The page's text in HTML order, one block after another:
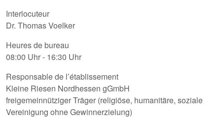
Interlocuteur
Dr. Thomas Voelker
Heures de bureau
08:00 Uhr - 16:30 Uhr
Responsable de l’établissement
Kleine Riesen Nordhessen gGmbH
freigemeinnütziger Träger (religiöse, humanitäre, soziale
Vereinigung ohne Gewinnerzielung)